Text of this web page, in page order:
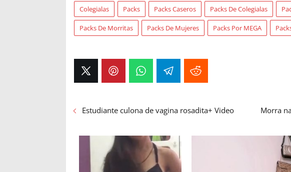
Colegialas Packs Packs Caseros Packs De Colegialas
Packs De Morritas Packs De Mujeres Packs Por MEGA
Estudiante culona de vagina rosadita+ Video Morra